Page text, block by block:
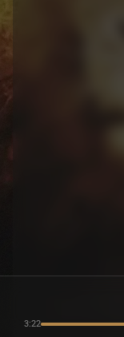
3:22